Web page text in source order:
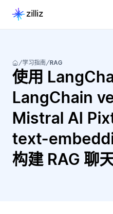
学习指南 RAG
使用
LangChain
Mistral AI
text-
构建 RAG 聊